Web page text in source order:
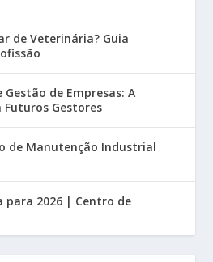
de Veterinária? Guia
de Empresas: A
Futuros Gestores
de Manutenção Industrial
para 2026 | Centro de